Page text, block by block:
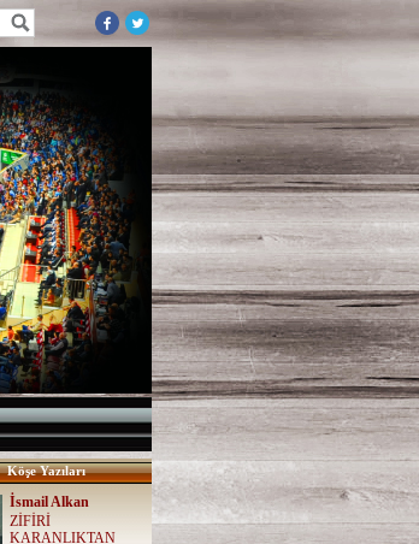
Köşe Yazıları
İsmail Alkan
ZİFİRİ
KARANLIKTAN